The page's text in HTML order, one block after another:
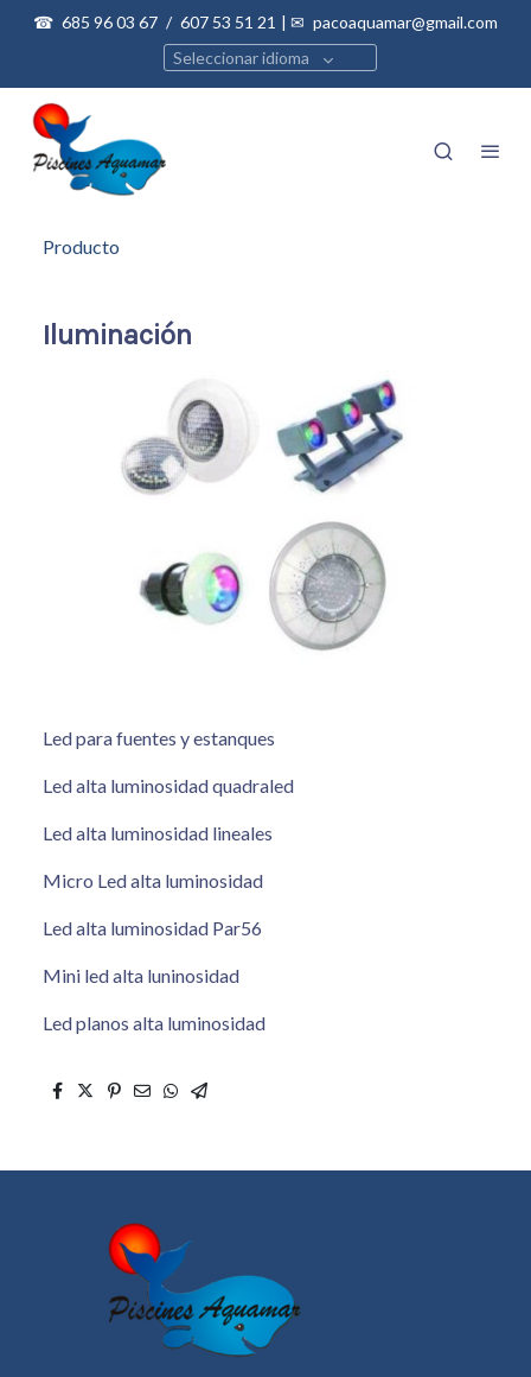
☎ 685 96 03 67 / 607 53 51 21 | ✉ pacoaquamar@gmail.com
Seleccionar idioma
Producto
Iluminación
Led para fuentes y estanques
Led alta luminosidad quadraled
Led alta luminosidad lineales
Micro Led alta luminosidad
Led alta luminosidad Par56
Mini led alta luninosidad
Led planos alta luminosidad